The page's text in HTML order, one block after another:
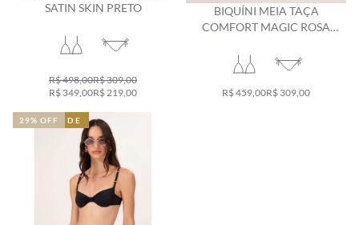
SATIN SKIN PRETO
R$ 498,00
R$ 349,00
R$ 309,00
R$ 219,00
BIQUÍNI MEIA TAÇA
COMFORT MAGIC ROSA
R$ 459,00R$ 309,00
NOVIDADE
NOVIDADE
29% OFF